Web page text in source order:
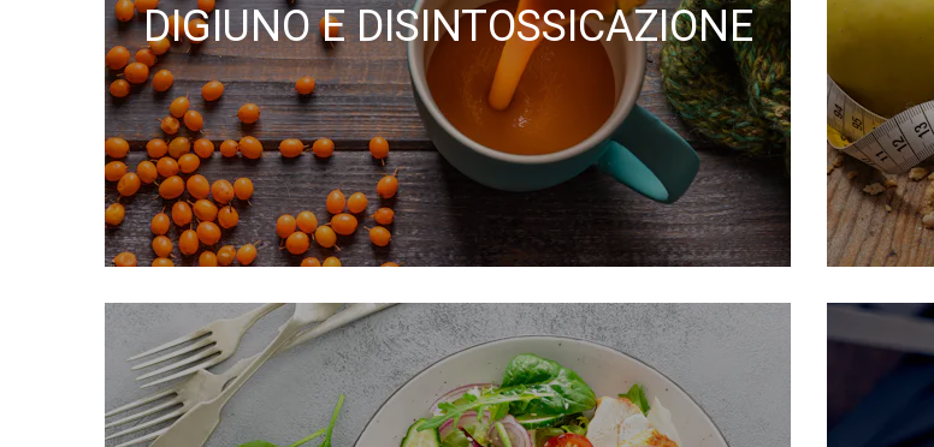
DIGIUNO E DISINTOSSICAZIONE